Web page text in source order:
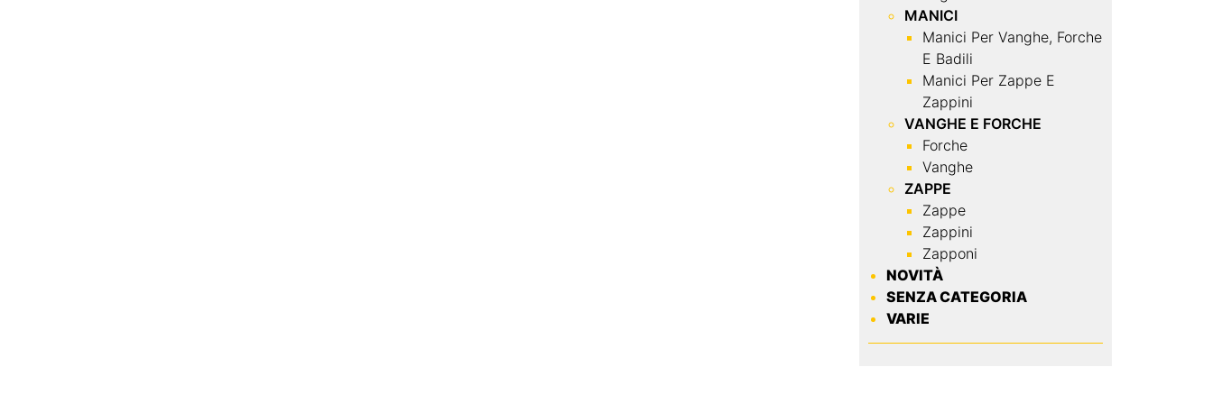
MANICI
Manici Per Vanghe, Forche
E Badili
Manici Per Zappe E
Zappini
VANGHE E FORCHE
Forche
Vanghe
ZAPPE
Zappe
Zappini
Zapponi
NOVITÀ
SENZA CATEGORIA
VARIE